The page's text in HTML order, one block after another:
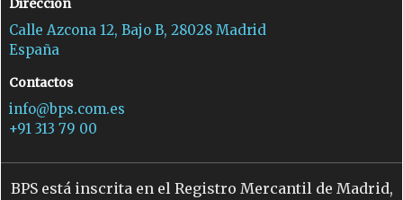
Dirección
Calle Azcona 12, Bajo B, 28028 Madrid
España
Contactos
info@bps.com.es
+91 313 79 00
BPS está inscrita en el Registro Mercantil de Madrid,